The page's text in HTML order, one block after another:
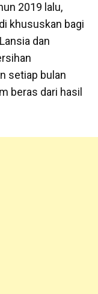
2019 lalu,
khususkan bagi
dan
setiap bulan
beras dari hasil